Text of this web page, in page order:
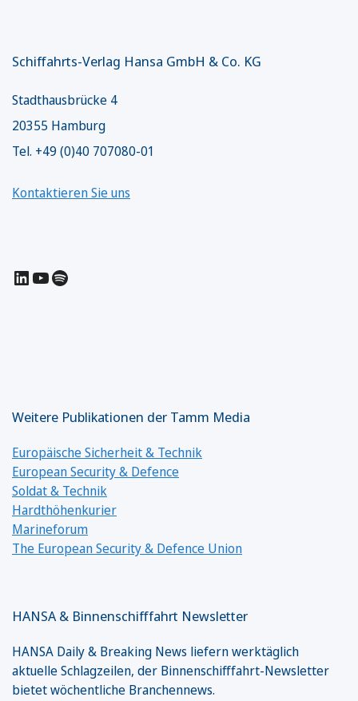
Schiffahrts-Verlag Hansa GmbH & Co. KG
Stadthausbrücke 4
20355 Hamburg
Tel. +49 (0)40 707080-01
Kontaktieren Sie uns
LinkedIn
YouTube
Spotify
Weitere Publikationen der Tamm Media
Europäische Sicherheit & Technik
European Security & Defence
Soldat & Technik
Hardthöhenkurier
Marineforum
The European Security & Defence Union
HANSA & Binnenschifffahrt Newsletter
HANSA Daily & Breaking News liefern werktäglich
aktuelle Schlagzeilen, der Binnenschifffahrt-Newsletter
bietet wöchentliche Branchennews.